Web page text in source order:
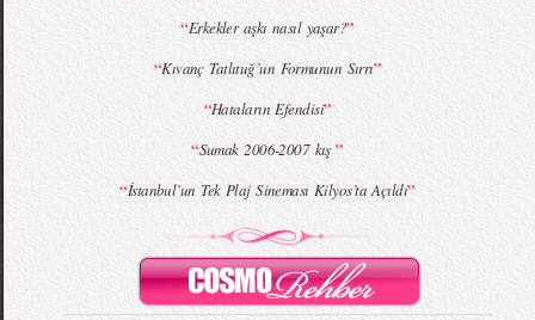
“Erkekler aşkı nasıl yaşar?”
“Kıvanç Tatlıtuğ’un Formunun Sırrı”
“Hataların Efendisi”
“Sumak 2006-2007 kış”
“İstanbul’un Tek Plaj Sineması Kilyos’ta Açıldı”